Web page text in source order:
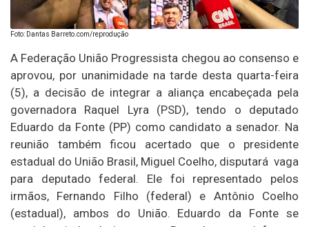
Foto: Dantas Barreto.com/reprodução
A Federação União Progressista chegou ao consenso e
aprovou, por unanimidade na tarde desta quarta-feira
(5), a decisão de integrar a aliança encabeçada pela
governadora Raquel Lyra (PSD), tendo o deputado
Eduardo da Fonte (PP) como candidato a senador. Na
reunião também ficou acertado que o presidente
estadual do União Brasil, Miguel Coelho, disputará vaga
para deputado federal. Ele foi representado pelos
irmãos, Fernando Filho (federal) e Antônio Coelho
(estadual), ambos do União. Eduardo da Fonte se